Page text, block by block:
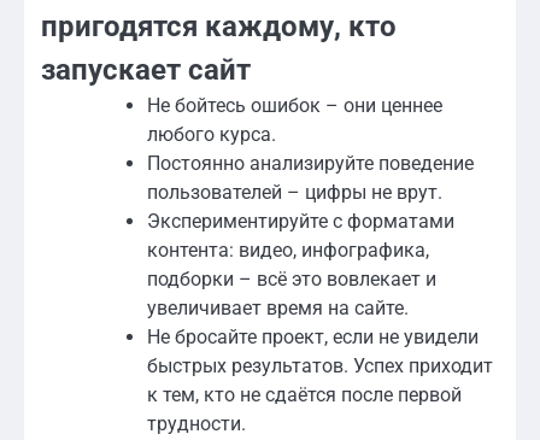
пригодятся каждому, кто
запускает сайт
Не бойтесь ошибок – они ценнее
любого курса.
Постоянно анализируйте поведение
пользователей – цифры не врут.
Экспериментируйте с форматами
контента: видео, инфографика,
подборки – всё это вовлекает и
увеличивает время на сайте.
Не бросайте проект, если не увидели
быстрых результатов. Успех приходит
к тем, кто не сдаётся после первой
трудности.